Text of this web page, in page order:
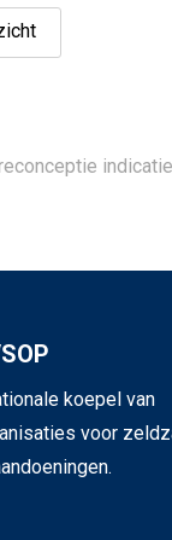
koepel van
voor